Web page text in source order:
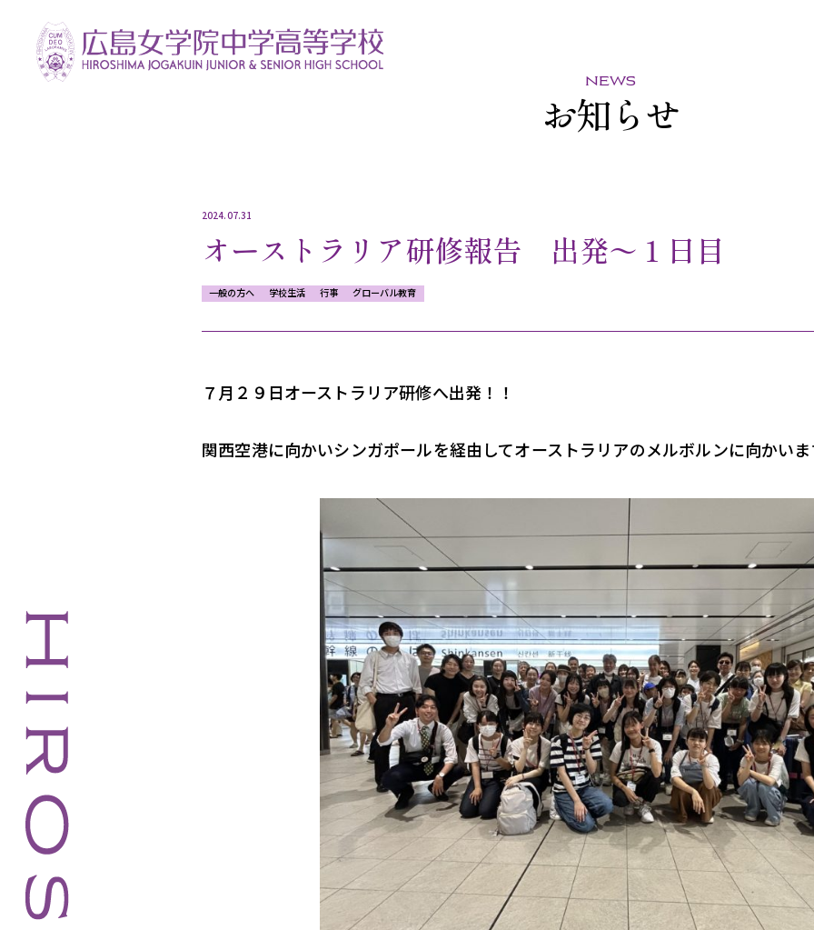
news
お知らせ
2024.07.31
オーストラリア研修報告 出発〜１日目
一般の方へ 学校生活 行事 グローバル教育
７月２９日オーストラリア研修へ出発！！
関西空港に向かいシンガポールを経由してオーストラリアのメルボルンに向かい